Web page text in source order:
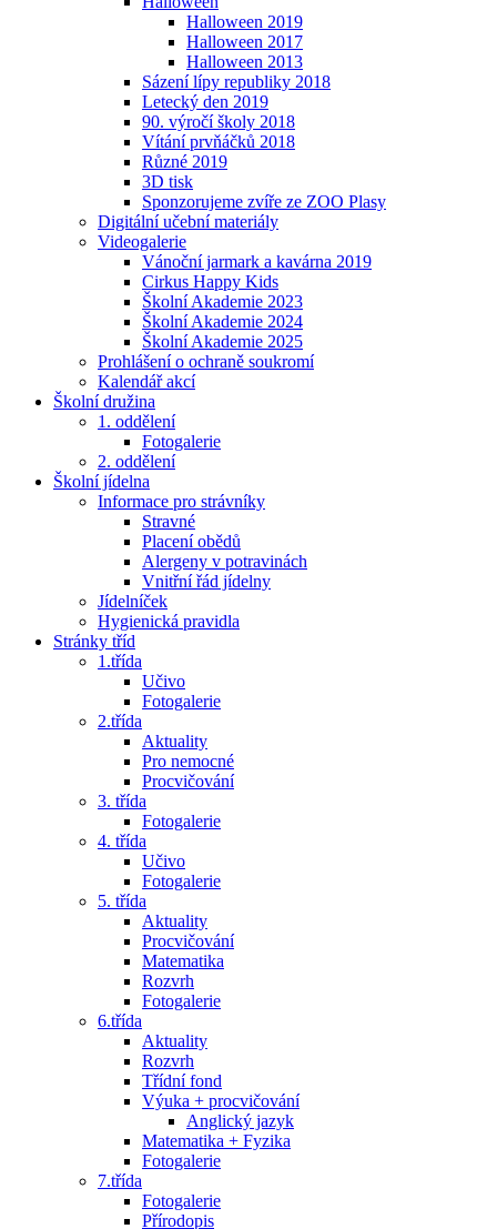
Halloween 2019
Halloween 2017
Halloween 2013
Sázení lípy republiky 2018
Letecký den 2019
90. výročí školy 2018
Vítání prvňáčků 2018
Různé 2019
3D tisk
Sponzorujeme zvíře ze ZOO Plasy
Digitální učební materiály
Videogalerie
Vánoční jarmark a kavárna 2019
Cirkus Happy Kids
Školní Akademie 2023
Školní Akademie 2024
Školní Akademie 2025
Prohlášení o ochraně soukromí
Kalendář akcí
Školní družina
1. oddělení
Fotogalerie
2. oddělení
Školní jídelna
Informace pro strávníky
Stravné
Placení obědů
Alergeny v potravinách
Vnitřní řád jídelny
Jídelníček
Hygienická pravidla
Stránky tříd
1.třída
Učivo
Fotogalerie
2.třída
Aktuality
Pro nemocné
Procvičování
3. třída
Fotogalerie
4. třída
Učivo
Fotogalerie
5. třída
Aktuality
Procvičování
Matematika
Rozvrh
Fotogalerie
6.třída
Aktuality
Rozvrh
Třídní fond
Výuka + procvičování
Anglický jazyk
Matematika + Fyzika
Fotogalerie
7.třída
Fotogalerie
Přírodopis